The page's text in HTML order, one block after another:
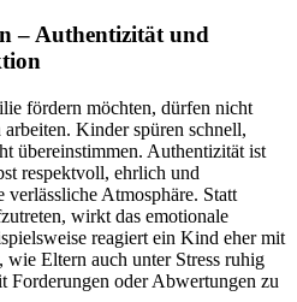
– Authentizität und
fördern möchten, dürfen nicht
Kinder spüren schnell,
übereinstimmen. Authentizität ist
respektvoll, ehrlich und
Atmosphäre. Statt
wirkt das emotionale
reagiert ein Kind eher mit
wie Eltern auch unter Stress ruhig
Forderungen oder Abwertungen zu